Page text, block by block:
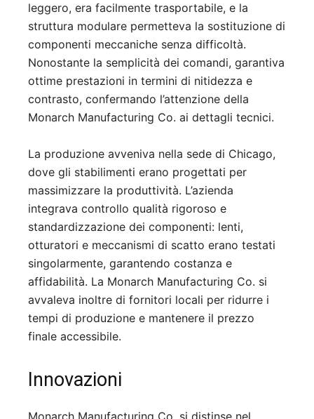
leggero, era facilmente trasportabile, e la
struttura modulare permetteva la sostituzione di
componenti meccaniche senza difficoltà.
Nonostante la semplicità dei comandi, garantiva
ottime prestazioni in termini di nitidezza e
contrasto, confermando l’attenzione della
Monarch Manufacturing Co. ai dettagli tecnici.
La produzione avveniva nella sede di Chicago,
dove gli stabilimenti erano progettati per
massimizzare la produttività. L’azienda
integrava controllo qualità rigoroso e
standardizzazione dei componenti: lenti,
otturatori e meccanismi di scatto erano testati
singolarmente, garantendo costanza e
affidabilità. La Monarch Manufacturing Co. si
avvaleva inoltre di fornitori locali per ridurre i
tempi di produzione e mantenere il prezzo
finale accessibile.
Innovazioni